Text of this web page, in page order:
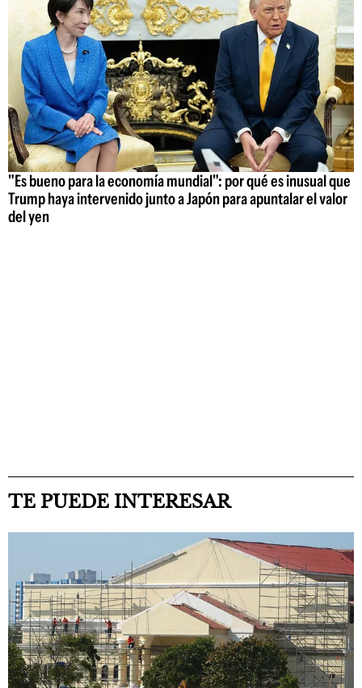
"Es bueno para la economía mundial": por qué es inusual que
Trump haya intervenido junto a Japón para apuntalar el valor
del yen
TE PUEDE INTERESAR